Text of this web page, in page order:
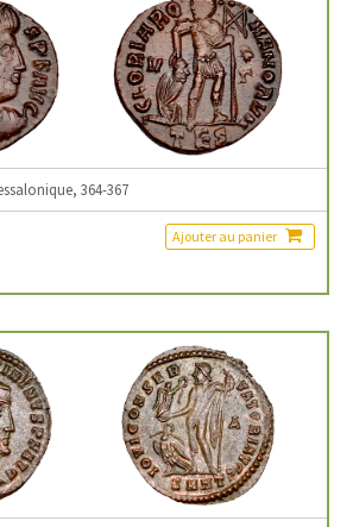
364-367
Ajouter au panier